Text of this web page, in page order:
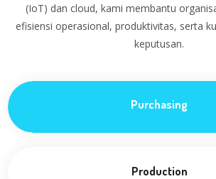
(IoT) dan cloud, kami membantu
efisiensi operasional, produktivitas, serta
keputusan.
Purchasing
Production